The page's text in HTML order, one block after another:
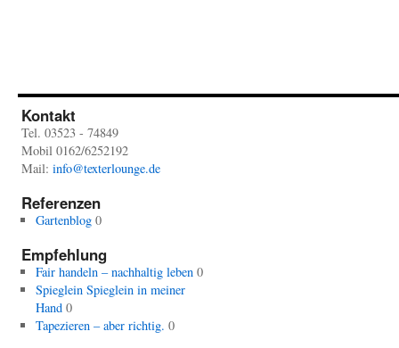
Kontakt
Tel. 03523 - 74849
Mobil 0162/6252192
Mail: info@texterlounge.de
Referenzen
Gartenblog0
Empfehlung
Fair handeln – nachhaltig leben0
Spieglein Spieglein in meiner
Hand0
Tapezieren – aber richtig. 0